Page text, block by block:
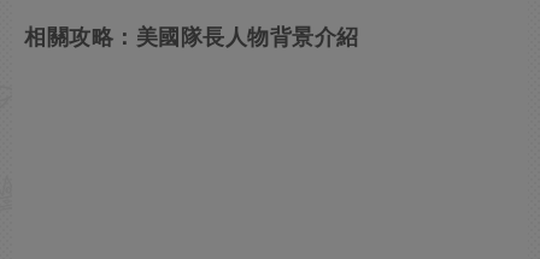
相關攻略：美國隊長人物背景介紹